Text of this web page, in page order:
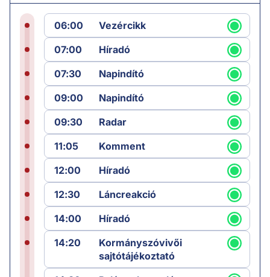
06:00
Vezércikk
07:00
Híradó
07:30
Napindító
09:00
Napindító
09:30
Radar
11:05
Komment
12:00
Híradó
12:30
Láncreakció
14:00
Híradó
14:20
Kormányszóvivői
sajtótájékoztató